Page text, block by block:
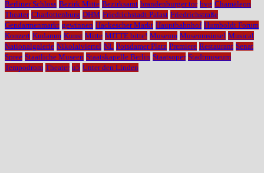
Berliner Schloss Bezirk Mitte Bezirksamt brandenburger tor bvg Chamäleon
Theater Charlottenburg DHM Friedrichstadt-Palast Friedrichstraße
Gendarmenmarkt gewinnen Hackescher Markt Hauptbahnhof Humboldt Forum
Konzert Kudamm Kunst Mitte MITTE bitte! Museum Museumsinsel Musical
Nationalgalerie Nikolaiviertel NL Potsdamer Platz Premiere Restaurant Senat
Spree Staatliche Museen Staatskapelle Berlin Staatsoper Stadtmuseum
Tempodrom Theater u5 Unter den Linden